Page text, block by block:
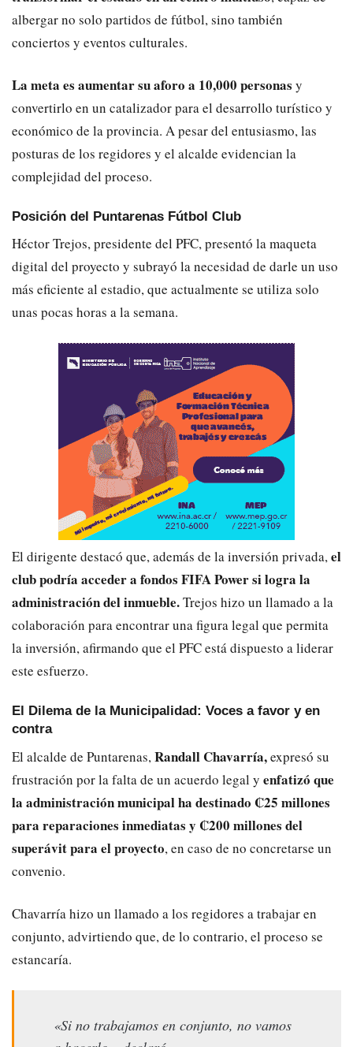
albergar no solo partidos de fútbol, sino también
conciertos y eventos culturales.
La meta es aumentar su aforo a 10,000 personas y
convertirlo en un catalizador para el desarrollo turístico y
económico de la provincia. A pesar del entusiasmo, las
posturas de los regidores y el alcalde evidencian la
complejidad del proceso.
Posición del Puntarenas Fútbol Club
Héctor Trejos, presidente del PFC, presentó la maqueta
digital del proyecto y subrayó la necesidad de darle un uso
más eficiente al estadio, que actualmente se utiliza solo
unas pocas horas a la semana.
El dirigente destacó que, además de la inversión privada,el
club podría acceder a fondos FIFA Power si logra la
administración del inmueble.Trejos hizo un llamado a la
colaboración para encontrar una figura legal que permita
la inversión, afirmando que el PFC está dispuesto a liderar
este esfuerzo.
El Dilema de la Municipalidad: Voces a favor y en
contra
El alcalde de Puntarenas,Randall Chavarría,expresó su
frustración por la falta de un acuerdo legal y enfatizó que
la administración municipal ha destinado ₡25 millones
para reparaciones inmediatas y ₡200 millones del
superávit para el proyecto, en caso de no concretarse un
convenio.
Chavarría hizo un llamado a los regidores a trabajar en
conjunto, advirtiendo que, de lo contrario, el proceso se
estancaría.
«Si no trabajamos en conjunto, no vamos